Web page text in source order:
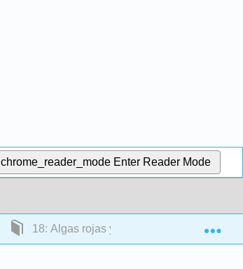
chrome_reader_mode Enter Reader Mode
18: Algas rojas y verdes